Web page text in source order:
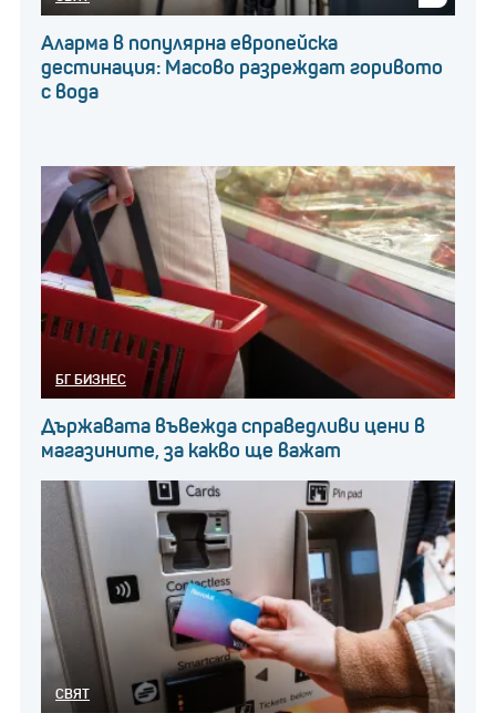
Аларма в популярна европейска
дестинация: Масово разреждат горивото
с вода
БГ БИЗНЕС
Държавата въвежда справедливи цени в
магазините, за какво ще важат
СВЯТ